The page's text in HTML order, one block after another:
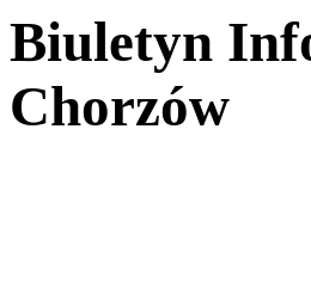
Biuletyn
Chorzów